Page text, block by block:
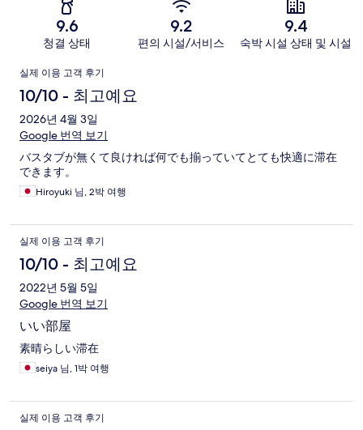
9.6
청결 상태
9.2
편의 시설/서비스
9.4
숙박 시설 상태 및 시설
이
용
후
기
실제 이용 고객 후기
10/10 - 최고예요
2026년 4월 3일
Google 번역 보기
バスタブが無くて良ければ何でも揃っていてとても快適に滞在
できます。
Hiroyuki 님, 2박 여행
실제 이용 고객 후기
10/10 - 최고예요
2022년 5월 5일
Google 번역 보기
いい部屋
素晴らしい滞在
seiya 님, 1박 여행
실제 이용 고객 후기